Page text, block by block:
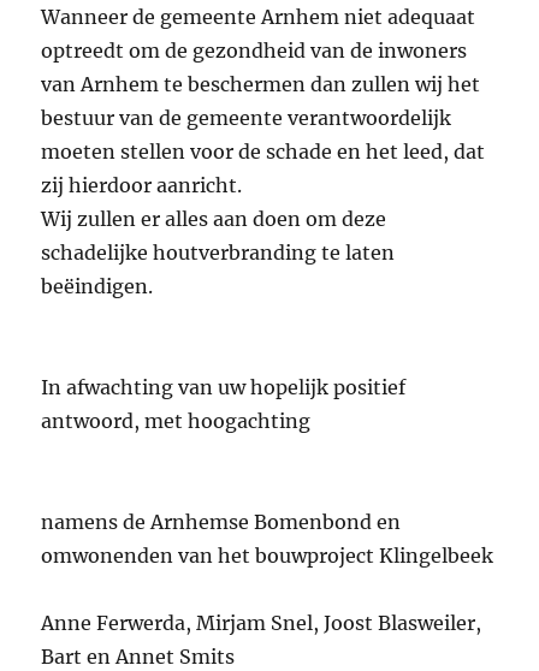
Wanneer de gemeente Arnhem niet adequaat
optreedt om de gezondheid van de inwoners
van Arnhem te beschermen dan zullen wij het
bestuur van de gemeente verantwoordelijk
moeten stellen voor de schade en het leed, dat
zij hierdoor aanricht.
Wij zullen er alles aan doen om deze
schadelijke houtverbranding te laten
beëindigen.
In afwachting van uw hopelijk positief
antwoord, met hoogachting
namens de Arnhemse Bomenbond en
omwonenden van het bouwproject Klingelbeek
Anne Ferwerda, Mirjam Snel, Joost Blasweiler,
Bart en Annet Smits